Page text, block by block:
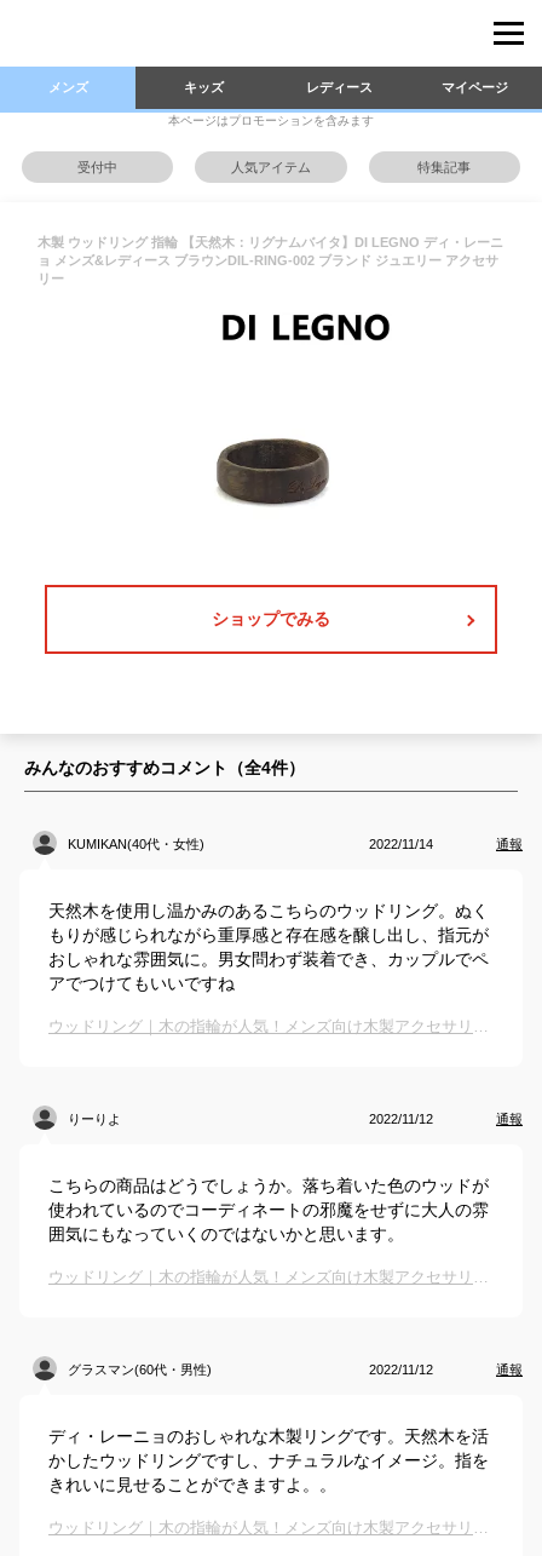
メンズ キッズ レディース マイページ
本ページはプロモーションを含みます
受付中 人気アイテム 特集記事
木製 ウッドリング 指輪 【天然木：リグナムバイタ】DI LEGNO ディ・レーニ
ョ メンズ&レディース ブラウンDIL-RING-002 ブランド ジュエリー アクセサ
リー
ショップでみる
みんなのおすすめコメント（全4件）
KUMIKAN(40代・女性) 2022/11/14 通報
天然木を使用し温かみのあるこちらのウッドリング。ぬく
もりが感じられながら重厚感と存在感を醸し出し、指元が
おしゃれな雰囲気に。男女問わず装着でき、カップルでペ
アでつけてもいいですね
ウッドリング｜木の指輪が人気！メンズ向け木製アクセサリーのおすすめは？
りーりよ 2022/11/12 通報
こちらの商品はどうでしょうか。落ち着いた色のウッドが
使われているのでコーディネートの邪魔をせずに大人の雰
囲気にもなっていくのではないかと思います。
ウッドリング｜木の指輪が人気！メンズ向け木製アクセサリーのおすすめは？
グラスマン(60代・男性) 2022/11/12 通報
ディ・レーニョのおしゃれな木製リングです。天然木を活
かしたウッドリングですし、ナチュラルなイメージ。指を
きれいに見せることができますよ。。
ウッドリング｜木の指輪が人気！メンズ向け木製アクセサリーのおすすめは？